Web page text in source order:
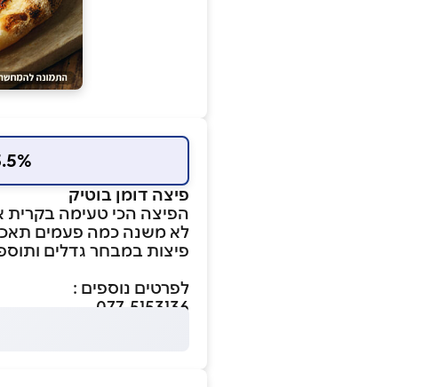
3.5% הנחה אוטומטית למשלמים
פיצה דומן בוטיק
הפיצה הכי טעימה בקרית
לא משנה כמה פעמים
פיצות במבחר גדלים
לפרטים נוספים :
077-5153136